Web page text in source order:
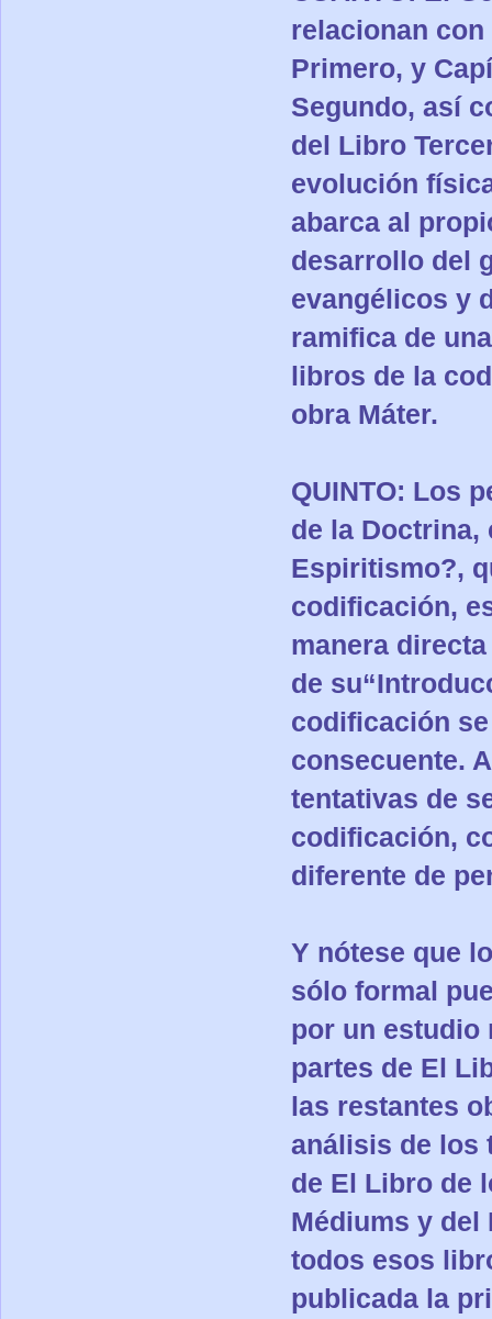
relacionan
Primero, y
Segundo, así
del Libro
evolución
abarca al
desarrollo del
evangélicos y
ramifica de
libros de la
obra Máter.
QUINTO: Los
de la Doctrina,
Espiritismo?,
codificación,
manera
de
codificación
consecuente.
tentativas de
codificación,
diferente de
Y nótese que
sólo formal
por un estudio
partes de El
las restantes
análisis de los
de El Libro de
Médiums y
todos esos
publicada la